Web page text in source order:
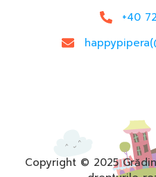
+40
Copyright © 2025